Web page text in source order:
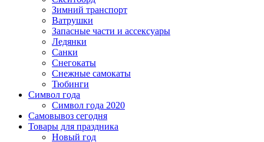
Зимний транспорт
Ватрушки
Запасные части и ассексуары
Ледянки
Санки
Снегокаты
Снежные самокаты
Тюбинги
Символ года
Символ года 2020
Самовывоз сегодня
Товары для праздника
Новый год